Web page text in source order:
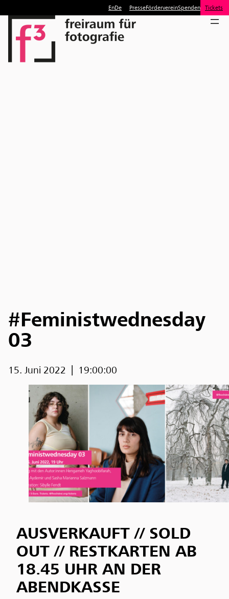
EnDe PresseFördervereinSpenden Tickets
#Feministwednesday
03
15. Juni 2022 19:00:00
AUSVERKAUFT // SOLD
OUT // RESTKARTEN AB
18.45 UHR AN DER
ABENDKASSE